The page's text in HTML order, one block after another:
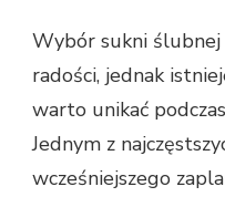
Wybór sukni ślubnej
radości, jednak
warto unikać
Jednym z
wcześniejszego